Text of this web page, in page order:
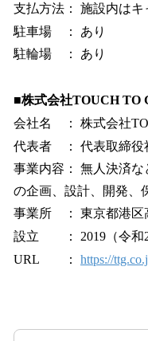
支払方法： 施設内は
駐車場 ： あり
駐輪場 ： あり
■株式会社TOUCH TO
会社名 ： 株式会社
代表者 ： 代表取締役
事業内容： 無人決済
の企画、設計、開発、
事業所 ： 東京都港区
設立 ： 2019（令和2
URL ： https://